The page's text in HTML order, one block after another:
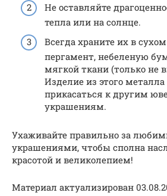
Не оставляйте
тепла или на солнце.
Всегда храните их в
пергамент, небеленую
мягкой ткани (только не
Изделие из этого
прикасаться к другим
украшениям.
Ухаживайте правильно за
украшениями, чтобы сполна
красотой и великолепием!
Материал актуализирован